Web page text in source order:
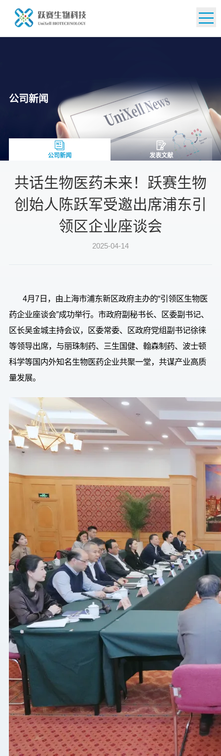
公司新闻
公司新闻 发表文献
共话生物医药未来！跃赛生物
创始人陈跃军受邀出席浦东引
领区企业座谈会
2025-04-14
4月7日，由上海市浦东新区政府主办的“引领区生物医
药企业座谈会”成功举行。市政府副秘书长、区委副书记、
区长吴金城主持会议，区委常委、区政府党组副书记徐徕
等领导出席，与丽珠制药、三生国健、翰森制药、波士顿
科学等国内外知名生物医药企业共聚一堂，共谋产业高质
量发展。